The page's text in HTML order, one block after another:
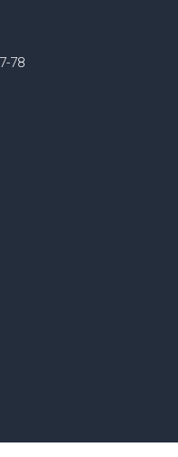
78